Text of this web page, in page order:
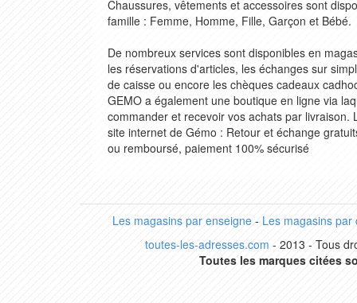
Chaussures, vêtements et accessoires sont
famille : Femme, Homme, Fille, Garçon et Bébé.
De nombreux services sont disponibles en
les réservations d'articles, les échanges sur
de caisse ou encore les chèques cadeaux
GEMO a également une boutique en ligne via
commander et recevoir vos achats par livraison.
site internet de Gémo : Retour et échange
ou remboursé, paiement 100% sécurisé
Les magasins par enseigne- Les magasins par
toutes-les-adresses.com - 2013 - Tous
Toutes les marques citées